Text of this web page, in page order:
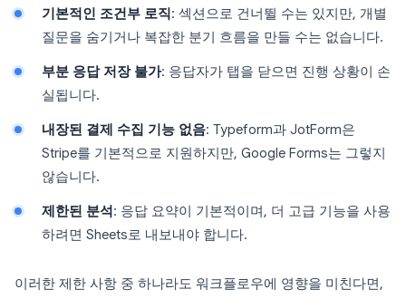
기본적인 조건부 로직: 섹션으로 건너뛸 수는 있지만, 개별
질문을 숨기거나 복잡한 분기 흐름을 만들 수는 없습니다.
부분 응답 저장 불가: 응답자가 탭을 닫으면 진행 상황이 손
실됩니다.
내장된 결제 수집 기능 없음: Typeform과 JotForm은
Stripe를 기본적으로 지원하지만, Google Forms는 그렇지
않습니다.
제한된 분석 : 응답 요약이 기본적이며, 더 고급 기능을 사용
하려면 Sheets로 내보내야 합니다.
이러한 제한 사항 중 하나라도 워크플로우에 영향을 미친다면,